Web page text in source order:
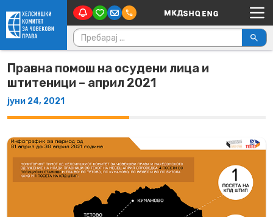
Skip to content Main Navigation
Пребарувај за:
Правна помош на осудени лица и
штитеници – април 2021
јуни 24, 2021